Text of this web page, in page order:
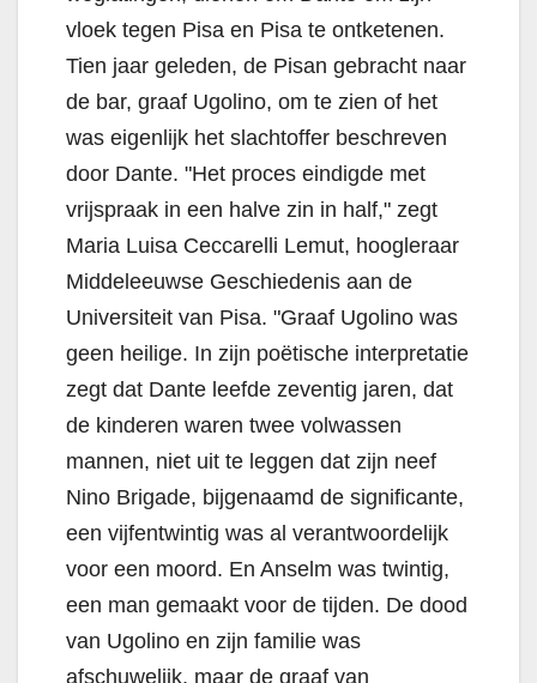
vloek tegen Pisa en Pisa te ontketenen.
Tien jaar geleden, de Pisan gebracht naar
de bar, graaf Ugolino, om te zien of het
was eigenlijk het slachtoffer beschreven
door Dante. "Het proces eindigde met
vrijspraak in een halve zin in half," zegt
Maria Luisa Ceccarelli Lemut, hoogleraar
Middeleeuwse Geschiedenis aan de
Universiteit van Pisa. "Graaf Ugolino was
geen heilige. In zijn poëtische interpretatie
zegt dat Dante leefde zeventig jaren, dat
de kinderen waren twee volwassen
mannen, niet uit te leggen dat zijn neef
Nino Brigade, bijgenaamd de significante,
een vijfentwintig was al verantwoordelijk
voor een moord. En Anselm was twintig,
een man gemaakt voor de tijden. De dood
van Ugolino en zijn familie was
afschuwelijk, maar de graaf van